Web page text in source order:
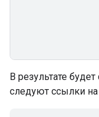
В результате
следуют ссылки на